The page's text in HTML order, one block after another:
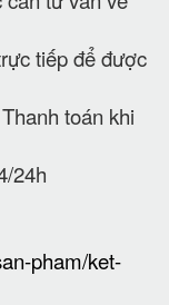
tiếp để được
toán khi
24h
pham/ket-